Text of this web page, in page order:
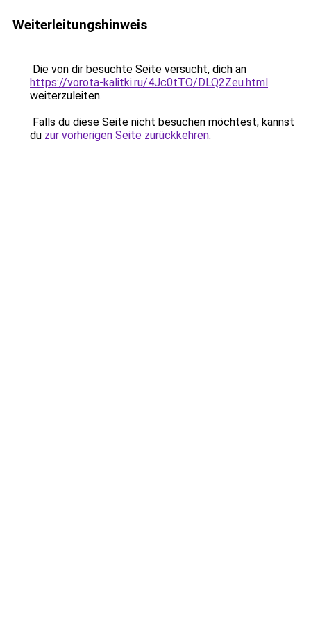
Weiterleitungshinweis
Die von dir besuchte Seite versucht, dich an
https://vorota-kalitki.ru/4Jc0tTO/DLQ2Zeu.html
weiterzuleiten.
Falls du diese Seite nicht besuchen möchtest, kannst
du zur vorherigen Seite zurückkehren.